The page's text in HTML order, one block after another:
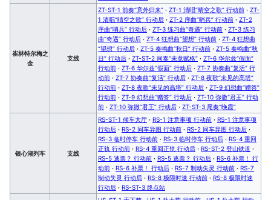
崔林特尔梅之
金
支线
ZT-ST-1 前奏“意外归来” · ZT-1 清唱“晴空之歌” 行动前 · ZT-
1 清唱“晴空之歌” 行动后 · ZT-2 序曲“哨兵” 行动前 · ZT-2
序曲“哨兵” 行动后 · ZT-3 练习曲“奇遇” 行动前 · ZT-3 练习
曲“奇遇” 行动后 · ZT-4 狂想曲“望想” 行动前 · ZT-4 狂想曲
“望想” 行动后 · ZT-5 奏鸣曲“秋日” 行动前 · ZT-5 奏鸣曲“秋
日” 行动后 · ZT-ST-2 间奏“未竟赋格” · ZT-6 华尔兹“假面”
行动前 · ZT-6 华尔兹“假面” 行动后 · ZT-7 协奏曲“复活” 行
动前 · ZT-7 协奏曲“复活” 行动后 · ZT-8 夜歌“未见的高塔”
行动前 · ZT-8 夜歌“未见的高塔” 行动后 · ZT-9 幻想曲“赠答”
行动前 · ZT-9 幻想曲“赠答” 行动后 · ZT-10 弥撒“君王” 行动
前 · ZT-10 弥撒“君王” 行动后 · ZT-ST-3 尾奏“晚霞”
银心湖列车 支线
RS-ST-1 候车大厅 · RS-1 注意事项 行动前 · RS-1 注意事项
行动后 · RS-2 同车异图 行动前 · RS-2 同车异图 行动后 ·
RS-3 临时停车 行动前 · RS-3 临时停车 行动后 · RS-4 重回
正轨 行动前 · RS-4 重回正轨 行动后 · RS-ST-2 登山铁道 ·
RS-5 逃票？ 行动前 · RS-5 逃票？ 行动后 · RS-6 补票！ 行
动前 · RS-6 补票！ 行动后 · RS-7 制动失灵 行动前 · RS-7
制动失灵 行动后 · RS-8 极限时速 行动前 · RS-8 极限时速
行动后 · RS-ST-3 终点站